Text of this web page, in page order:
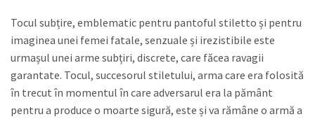
Tocul subțire, emblematic pentru pantoful stiletto și pentru
imaginea unei femei fatale, senzuale și irezistibile este
urmașul unei arme subțiri, discrete, care făcea ravagii
garantate. Tocul, succesorul stiletului, arma care era folosită
în trecut în momentul în care adversarul era la pământ
pentru a produce o moarte sigură, este și va rămâne o armă a